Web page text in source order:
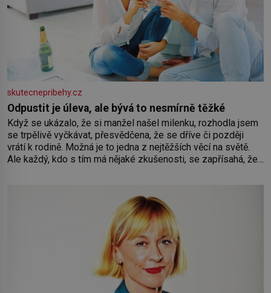
skutecnepribehy.cz
Odpustit je úleva, ale bývá to nesmírně těžké
Když se ukázalo, že si manžel našel milenku, rozhodla jsem
se trpělivě vyčkávat, přesvědčena, že se dříve či později
vrátí k rodině. Možná je to jedna z nejtěžších věcí na světě.
Ale každý, kdo s tím má nějaké zkušenosti, se zapřísahá, že